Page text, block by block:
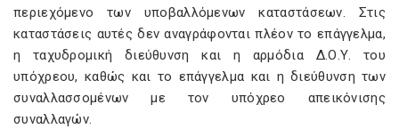
περιεχόμενο των υποβαλλόμενων καταστάσεων. Στις
καταστάσεις αυτές δεν αναγράφονται πλέον το επάγγελμα,
η ταχυδρομική διεύθυνση και η αρμόδια Δ.Ο.Υ. του
υπόχρεου, καθώς και το επάγγελμα και η διεύθυνση των
συναλλασσομένων με τον υπόχρεο απεικόνισης
συναλλαγών.